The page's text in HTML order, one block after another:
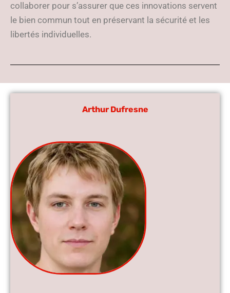
collaborer pour s’assurer que ces innovations servent
le bien commun tout en préservant la sécurité et les
libertés individuelles.
Arthur Dufresne